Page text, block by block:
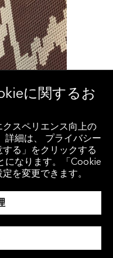
年
に関するお
スペリエンス向上の
詳細は、 プライバシー
る」をクリックする
になります。「Cookie
を変更できます。